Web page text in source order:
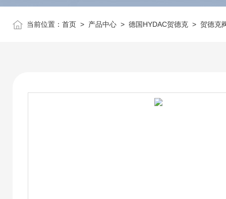
当前位置： 首页 > 产品中心 > 德国HYDAC贺德克 > 贺德克